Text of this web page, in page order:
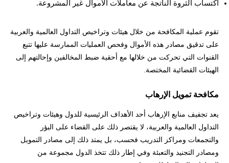
اكتساب الثروة الناتجة عن معاملات الأموال غير المشروعة.
تقوم عملية المكافحة من خلال هيئات وتراخيص التداول العالمية والعربية
على تدقيق مصادر هذه الأموال وفحص العمليات الممارسة عليها تتبع
القنوات التي تحركت من خلالها مع أحقية ضبط المخالفين وإحالتهم إلى
الهيئات القضائية المختصة.
مكافحة تمويل الإرهاب
يعد تجفيف منابع الإرهاب أحد الأهداف الرئيسية للدول وهيئات وتراخيص
التداول العالمية والعربية، لا يقتصر ذلك على القضاء على البؤر
والتجمعات ومراكز التدريب فحسب، بل يمتد ذلك إلى مصادر التمويل
ومصادر التجنيد والتعبئة وفي إطار ذلك تتخذ الدول مجموعة من